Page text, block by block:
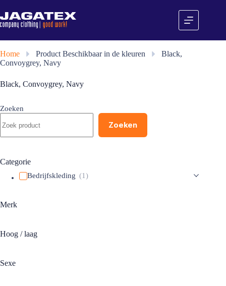
naar
de
inhoud
Home » Product Beschikbaar in de kleuren »
Black,
Convoygrey, Navy
Black, Convoygrey, Navy
Zoeken
Zoeken
Categorie
Bedrijfskleding (1)
Merk
Hoog / laag
Sexe